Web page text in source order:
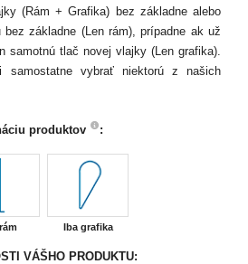
(Rám + Grafika) bez základne alebo
bez základne (Len rám), prípadne ak už
samotnú tlač novej vlajky (Len grafika).
vybrať niektorú z našich
produktov :
Iba grafika
VÁŠHO PRODUKTU: